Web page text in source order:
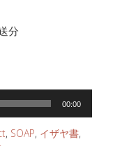
分
00:00
, SOAP, イザヤ書,